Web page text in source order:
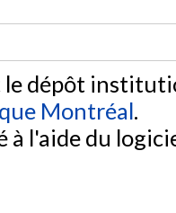
dépôt
Montréal.
à l'aide du